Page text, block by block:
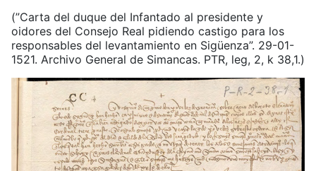
(”Carta del duque del Infantado al presidente y
oidores del Consejo Real pidiendo castigo para los
responsables del levantamiento en Sigüenza”. 29-01-
1521. Archivo General de Simancas. PTR, leg, 2, k 38,1.)